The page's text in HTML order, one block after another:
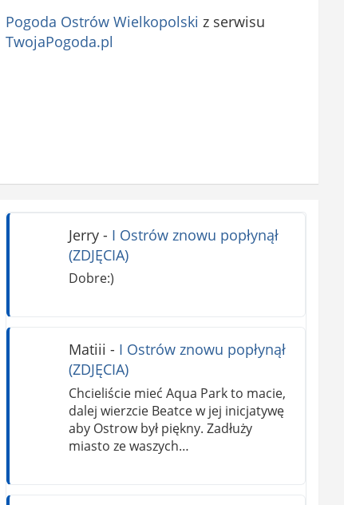
Pogoda Ostrów Wielkopolski z serwisu
TwojaPogoda.pl
Jerry- I Ostrów znowu popłynął
(ZDJĘCIA)
Dobre:)
Matiii - I Ostrów znowu popłynął
(ZDJĘCIA)
Chcieliście mieć Aqua Park to macie,
dalej wierzcie Beatce w jej inicjatywę
aby Ostrow był piękny. Zadłuży
miasto ze waszych…